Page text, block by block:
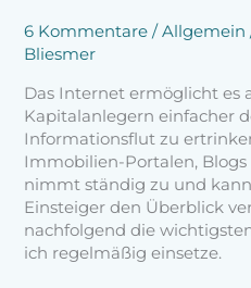
6 Kommentare /Allgemein
Bliesmer
Das Internet ermöglicht es
Kapitalanlegern einfacher
Informationsflut zu
Immobilien-Portalen,
nimmt ständig zu und
Einsteiger den Überblick
nachfolgend die
ich regelmäßig einsetze.